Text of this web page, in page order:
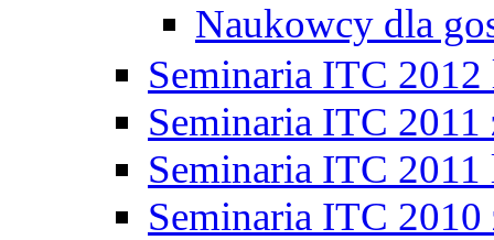
Naukowcy dla
Seminaria ITC 2012
Seminaria ITC 2011
Seminaria ITC 2011
Seminaria ITC 2010